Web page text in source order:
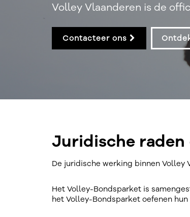
Volley Vlaanderen is de
Contacteer ons
Juridische
De juridische werking binnen Volley
Het Volley-Bondsparket is
het Volley-Bondsparket oefenen